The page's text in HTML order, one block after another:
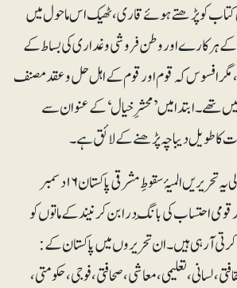
کو پڑھتے ہوئے قاری، ٹھیک اس ماحول میں
کے ہرکارے اور وطن فروشی وغداری کی بساط کے
افسوس کہ قوم اور قوم کے اہل حل وعقد مصنف
تھے۔ ابتدا میں ’محشرِخیال‘ کے عنوان سے
۱۹۶۴ء سے لکھی جانے والی یہ تحریریں المیۂ سقوطِ مشرقی پاکستان ۱۶دسمبر
قومی احتساب کی بانگِ درا بن کر نیند کے ماتوں کو
آ رہی ہیں ۔ ان تحریروں میں پاکستان کے:
، لسانی ،تعلیمی ، معاشی ، صحافتی ، فوجی، حکومتی ،